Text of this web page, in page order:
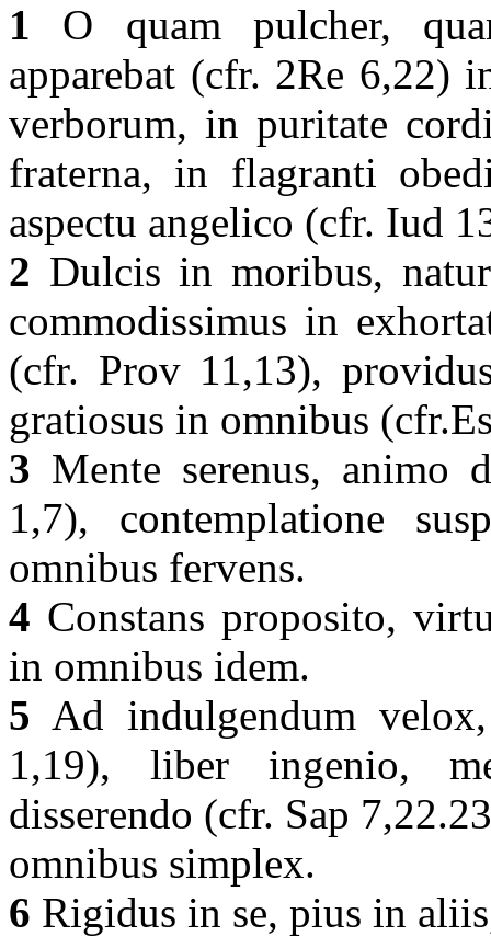
1 O quam pulcher,
apparebat (cfr. 2Re 6,22)
verborum, in puritate
fraterna, in flagranti
aspectu angelico (cfr. Iud
2 Dulcis in moribus,
commodissimus in
(cfr. Prov 11,13),
gratiosus in omnibus
3 Mente serenus, animo
1,7), contemplatione
omnibus fervens.
4 Constans proposito,
in omnibus idem.
5 Ad indulgendum
1,19), liber ingenio,
disserendo (cfr. Sap
omnibus simplex.
6 Rigidus in se, pius in